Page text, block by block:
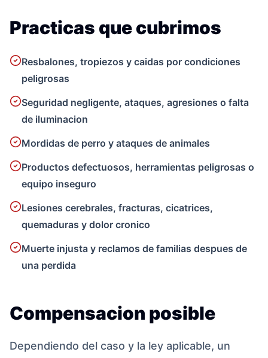
Practicas que cubrimos
Resbalones, tropiezos y caidas por condiciones
peligrosas
Seguridad negligente, ataques, agresiones o falta
de iluminacion
Mordidas de perro y ataques de animales
Productos defectuosos, herramientas peligrosas o
equipo inseguro
Lesiones cerebrales, fracturas, cicatrices,
quemaduras y dolor cronico
Muerte injusta y reclamos de familias despues de
una perdida
Compensacion posible
Dependiendo del caso y la ley aplicable, un